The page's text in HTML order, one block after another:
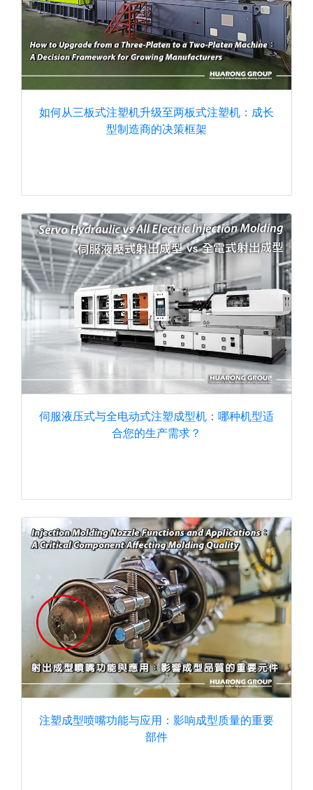
如何从三板式注塑机升级至两板式注塑机：成长
型制造商的决策框架
伺服液压式与全电动式注塑成型机：哪种机型适
合您的生产需求？
注塑成型喷嘴功能与应用：影响成型质量的重要
部件